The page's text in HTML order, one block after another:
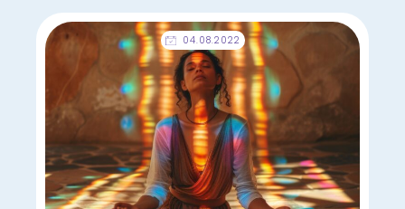
04.08.2022